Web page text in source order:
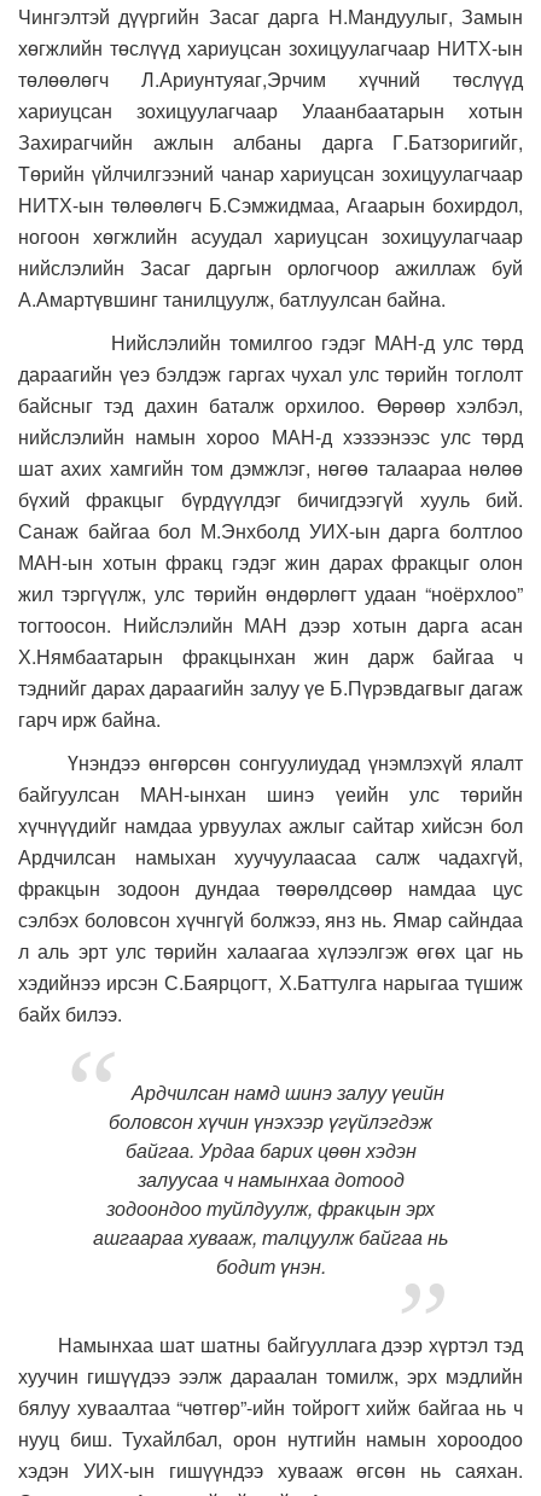
Чингэлтэй дүүргийн Засаг дарга Н.Мандуулыг, Замын
хөгжлийн төслүүд хариуцсан зохицуулагчаар НИТХ-ын
төлөөлөгч Л.Ариунтуяаг,Эрчим хүчний төслүүд
хариуцсан зохицуулагчаар Улаанбаатарын хотын
Захирагчийн ажлын албаны дарга Г.Батзоригийг,
Төрийн үйлчилгээний чанар хариуцсан зохицуулагчаар
НИТХ-ын төлөөлөгч Б.Сэмжидмаа, Агаарын бохирдол,
ногоон хөгжлийн асуудал хариуцсан зохицуулагчаар
нийслэлийн Засаг даргын орлогчоор ажиллаж буй
А.Амартүвшинг танилцуулж, батлуулсан байна.
Нийслэлийн томилгоо гэдэг МАН-д улс төрд
дараагийн үеэ бэлдэж гаргах чухал улс төрийн тоглолт
байсныг тэд дахин баталж орхилоо. Өөрөөр хэлбэл,
нийслэлийн намын хороо МАН-д хэзээнээс улс төрд
шат ахих хамгийн том дэмжлэг, нөгөө талаараа нөлөө
бүхий фракцыг бүрдүүлдэг бичигдээгүй хууль бий.
Санаж байгаа бол М.Энхболд УИХ-ын дарга болтлоо
МАН-ын хотын фракц гэдэг жин дарах фракцыг олон
жил тэргүүлж, улс төрийн өндөрлөгт удаан “ноёрхлоо”
тогтоосон. Нийслэлийн МАН дээр хотын дарга асан
Х.Нямбаатарын фракцынхан жин дарж байгаа ч
тэднийг дарах дараагийн залуу үе Б.Пүрэвдагвыг дагаж
гарч ирж байна.
Үнэндээ өнгөрсөн сонгуулиудад үнэмлэхүй ялалт
байгуулсан МАН-ынхан шинэ үеийн улс төрийн
хүчнүүдийг намдаа урвуулах ажлыг сайтар хийсэн бол
Ардчилсан намыхан хуучуулаасаа салж чадахгүй,
фракцын зодоон дундаа төөрөлдсөөр намдаа цус
сэлбэх боловсон хүчнгүй болжээ, янз нь. Ямар сайндаа
л аль эрт улс төрийн халаагаа хүлээлгэж өгөх цаг нь
хэдийнээ ирсэн С.Баярцогт, Х.Баттулга нарыгаа түшиж
байх билээ.
Ардчилсан намд шинэ залуу үеийн
боловсон хүчин үнэхээр үгүйлэгдэж
байгаа. Урдаа барих цөөн хэдэн
залуусаа ч намынхаа дотоод
зодоондоо туйлдуулж, фракцын эрх
ашгаараа хувааж, талцуулж байгаа нь
бодит үнэн.
Намынхаа шат шатны байгууллага дээр хүртэл тэд
хуучин гишүүдээ ээлж дараалан томилж, эрх мэдлийн
бялуу хуваалтаа “чөтгөр”-ийн тойрогт хийж байгаа нь ч
нууц биш. Тухайлбал, орон нутгийн намын хороодоо
хэдэн УИХ-ын гишүүндээ хувааж өгсөн нь саяхан.